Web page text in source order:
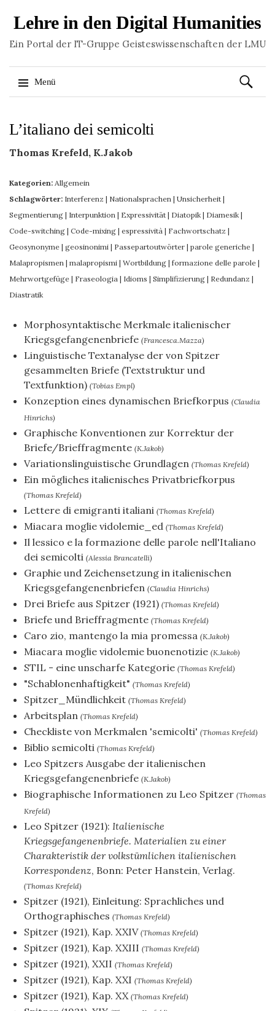
Lehre in den Digital Humanities
Ein Portal der IT-Gruppe Geisteswissenschaften der LMU
Menü
zum
Suchen
nach:
L’italiano dei semicolti
Thomas Krefeld, K.Jakob
Kategorien: Allgemein
Schlagwörter: Interferenz | Nationalsprachen | Unsicherheit |
Segmentierung | Interpunktion | Expressivität | Diatopik | Diamesik |
Code-switching | Code-mixing | espressività | Fachwortschatz |
Geosynonyme | geosinonimi | Passepartoutwörter | parole generiche |
Malapropismen | malapropismi | Wortbildung | formazione delle parole |
Mehrwortgefüge | Fraseologia | Idioms | Simplifizierung | Redundanz |
Diastratik
Morphosyntaktische Merkmale italienischer
Kriegsgefangenenbriefe (Francesca.Mazza)
Linguistische Textanalyse der von Spitzer
gesammelten Briefe (Textstruktur und
Textfunktion) (Tobias Empl)
Konzeption eines dynamischen Briefkorpus (Claudia
Hinrichs)
Graphische Konventionen zur Korrektur der
Briefe/Brieffragmente (K.Jakob)
Variationslinguistische Grundlagen (Thomas Krefeld)
Ein mögliches italienisches Privatbriefkorpus
(Thomas Krefeld)
Lettere di emigranti italiani (Thomas Krefeld)
Miacara moglie vidolemie_ed (Thomas Krefeld)
Il lessico e la formazione delle parole nell'Italiano
dei semicolti (Alessia Brancatelli)
Graphie und Zeichensetzung in italienischen
Kriegsgefangenenbriefen (Claudia Hinrichs)
Drei Briefe aus Spitzer (1921) (Thomas Krefeld)
Briefe und Brieffragmente (Thomas Krefeld)
Caro zio, mantengo la mia promessa (K.Jakob)
Miacara moglie vidolemie buonenotizie (K.Jakob)
STIL - eine unscharfe Kategorie (Thomas Krefeld)
"Schablonenhaftigkeit" (Thomas Krefeld)
Spitzer_Mündlichkeit (Thomas Krefeld)
Arbeitsplan (Thomas Krefeld)
Checkliste von Merkmalen 'semicolti' (Thomas Krefeld)
Biblio semicolti (Thomas Krefeld)
Leo Spitzers Ausgabe der italienischen
Kriegsgefangenenbriefe (K.Jakob)
Biographische Informationen zu Leo Spitzer (Thomas
Krefeld)
Leo Spitzer (1921): Italienische
Kriegsgefangenenbriefe. Materialien zu einer
Charakteristik der volkstümlichen italienischen
Korrespondenz, Bonn: Peter Hanstein, Verlag.
(Thomas Krefeld)
Spitzer (1921), Einleitung: Sprachliches und
Orthographisches (Thomas Krefeld)
Spitzer (1921), Kap. XXIV (Thomas Krefeld)
Spitzer (1921), Kap. XXIII (Thomas Krefeld)
Spitzer (1921), XXII (Thomas Krefeld)
Spitzer (1921), Kap. XXI (Thomas Krefeld)
Spitzer (1921), Kap. XX (Thomas Krefeld)